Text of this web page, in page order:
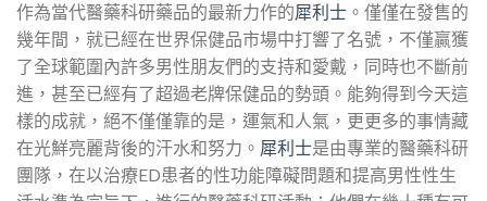
作為當代醫藥科研藥品的最新力作的犀利士 。僅僅在發售的
幾年間，就已經在世界保健品市場中打響了名號，不僅贏獲
了全球範圍內許多男性朋友們的支持和愛戴，同時也不斷前
進，甚至已經有了超過老牌保健品的勢頭。能夠得到今天這
樣的成就，絕不僅僅靠的是，運氣和人氣，更更多的事情藏
在光鮮亮麗背後的汗水和努力。 犀利士是由專業的醫藥科研
團隊，在以治療ED患者的性功能障礙問題和提高男性性生